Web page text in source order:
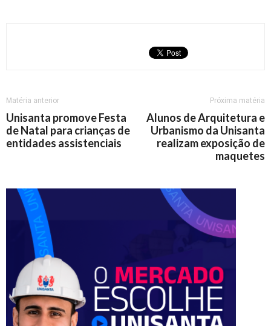
Matéria anterior
Unisanta promove Festa
de Natal para crianças de
entidades assistenciais
Próxima matéria
Alunos de Arquitetura e
Urbanismo da Unisanta
realizam exposição de
maquetes